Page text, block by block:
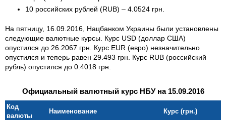
10 российских рублей (RUB) – 4.0524 грн.
На пятницу, 16.09.2016, Нацбанком Украины были установлены
следующие валютные курсы. Курс USD (доллар США)
опустился до 26.2067 грн. Курс EUR (евро) незначительно
опустился и теперь равен 29.493 грн. Курс RUB (российский
рубль) опустился до 0.4018 грн.
Официальный валютный курс НБУ на 15.09.2016
Код
валюты
Наименование Курс (грн.)